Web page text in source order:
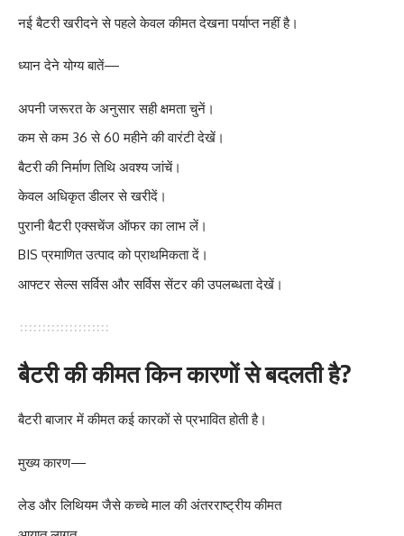
नई बैटरी खरीदने से पहले केवल कीमत देखना पर्याप्त नहीं है।
ध्यान देने योग्य बातें—
अपनी जरूरत के अनुसार सही क्षमता चुनें।
कम से कम 36 से 60 महीने की वारंटी देखें।
बैटरी की निर्माण तिथि अवश्य जांचें।
केवल अधिकृत डीलर से खरीदें।
पुरानी बैटरी एक्सचेंज ऑफर का लाभ लें।
BIS प्रमाणित उत्पाद को प्राथमिकता दें।
आफ्टर सेल्स सर्विस और सर्विस सेंटर की उपलब्धता देखें।
बैटरी की कीमत किन कारणों से बदलती है?
बैटरी बाजार में कीमत कई कारकों से प्रभावित होती है।
मुख्य कारण—
लेड और लिथियम जैसे कच्चे माल की अंतरराष्ट्रीय कीमत